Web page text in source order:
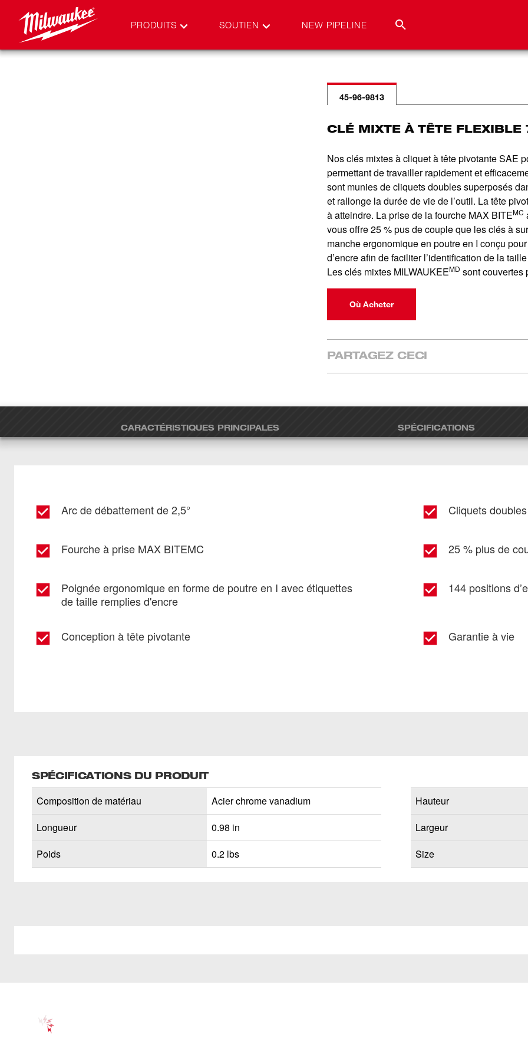
PRODUITS SOUTIEN NEW PIPELINE
45-96-9813
CLÉ MIXTE À TÊTE FLEXIBLE
Nos clés mixtes à cliquet à tête pivotante SAE
permettant de travailler rapidement et
sont munies de cliquets doubles superposés
et rallonge la durée de vie de l’outil. La tête
à atteindre. La prise de la fourche MAX BITEMC
vous offre 25 % pus de couple que les clés à
manche ergonomique en poutre en I conçu
d’encre afin de faciliter l’identification de la
Les clés mixtes MILWAUKEEMD sont couvertes
Où Acheter
PARTAGEZ CECI
CARACTÉRISTIQUES PRINCIPALES SPÉCIFICATIONS
Arc de débattement de 2,5° Cliquets
Fourche à prise MAX BITEMC 25 % plus de
Poignée ergonomique en forme de poutre en I avec étiquettes
de taille remplies d'encre
144 positions
Conception à tête pivotante Garantie à vie
SPÉCIFICATIONS DU PRODUIT
Composition de matériau
Acier chrome vanadium
Longueur
0.98 in
Poids
0.2 lbs
Hauteur
Largeur
Size